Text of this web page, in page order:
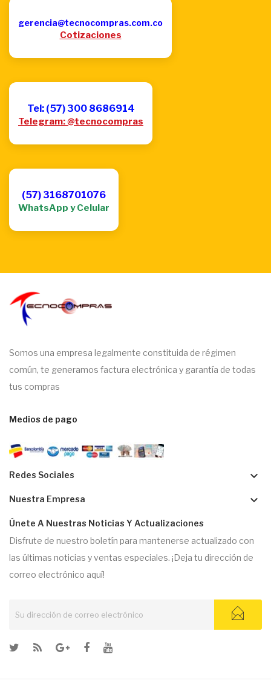
gerencia@tecnocompras.com.co
Cotizaciones
Tel: (57) 300 8686914
Telegram: @tecnocompras
(57) 3168701076
WhatsApp y Celular
Somos una empresa legalmente constituida de régimen
común, te generamos factura electrónica y garantía de todas
tus compras
Medios de pago
Redes Sociales keyboard_arrow_down
Nuestra Empresa keyboard_arrow_down
Únete A Nuestras Noticias Y Actualizaciones
Disfrute de nuestro boletín para mantenerse actualizado con
las últimas noticias y ventas especiales. ¡Deja tu dirección de
correo electrónico aquí!